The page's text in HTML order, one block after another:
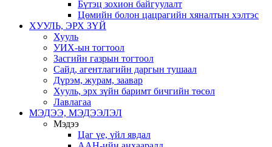
Бүтэц зохион байгуулалт
Цөмийн болон цацрагийн хяналтын хэлтэс
ХУУЛЬ, ЭРХ ЗҮЙ
Хууль
УИХ-ын тогтоол
Засгийн газрын тогтоол
Сайд, агентлагийн даргын тушаал
Дүрэм, журам, заавар
Хууль, эрх зүйн баримт бичгийн төсөл
Лавлагаа
МЭДЭЭ, МЭДЭЭЛЭЛ
Мэдээ
Цаг үе, үйл явдал